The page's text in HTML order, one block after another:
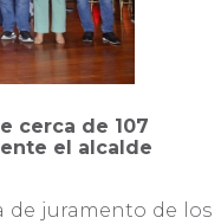
cerca de 107
el alcalde
de juramento de los